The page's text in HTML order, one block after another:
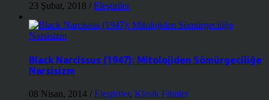
23 Şubat, 2018 / Eleştiriler
Black Narcissus (1947): Mitolojiden Sömürgeciliğe
Narsisizm
08 Nisan, 2014 / Eleştiriler, Klasik Filmler